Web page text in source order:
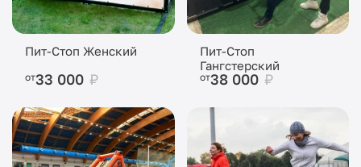
Пит-Стоп Женский
от33 000 ₽
Пит-Стоп
Гангстерский
от38 000 ₽